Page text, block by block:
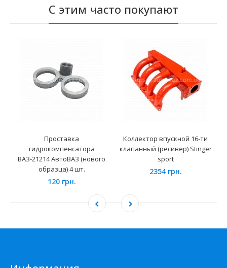
С этим часто покупают
Проставка
гидрокомпенсатора
ВАЗ-21214 АвтоВАЗ (нового
образца) 4 шт.
120 грн.
Коллектор впускной 16-ти
клапанный (ресивер) Stinger
sport
2354 грн.